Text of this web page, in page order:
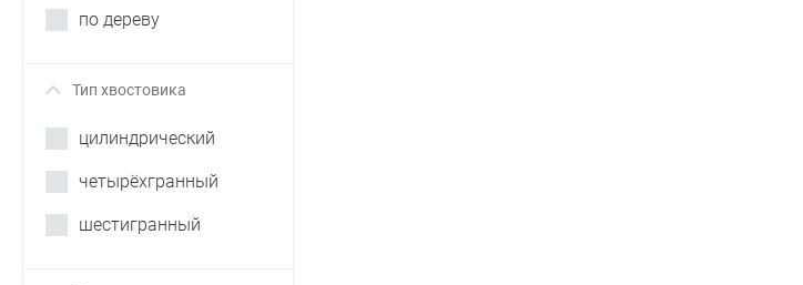
по дереву
+ Тип хвостовика
цилиндрический
четырёхгранный
шестигранный